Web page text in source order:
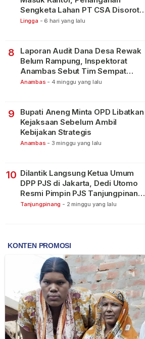
Sengketa Lahan PT CSA Disorot
Warga
Lingga - 6 hari yang lalu
8
Laporan Audit Dana Desa Rewak
Belum Rampung, Inspektorat
Anambas Sebut Tim Sempat
Terbagi Tangani Kasus Lain
Anambas - 4 minggu yang lalu
9
Bupati Aneng Minta OPD Libatkan
Kejaksaan Sebelum Ambil
Kebijakan Strategis
Anambas - 3 minggu yang lalu
10 Dilantik Langsung Ketua Umum
DPP PJS di Jakarta, Dedi Utomo
Resmi Pimpin PJS Tanjungpinang-
Bintan
Tanjungpinang - 2 minggu yang lalu